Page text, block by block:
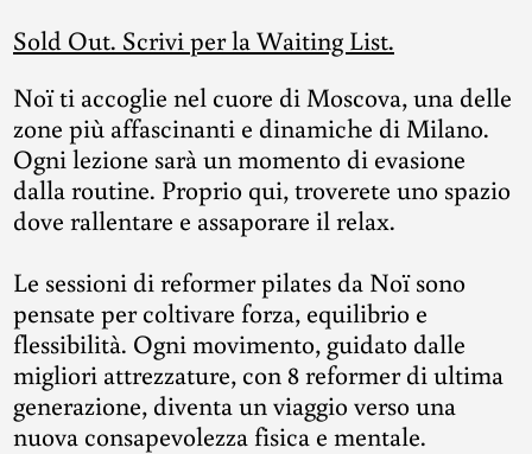
Sold Out. Scrivi per la Waiting List.
Noï ti accoglie nel cuore di Moscova, una delle
zone più affascinanti e dinamiche di Milano.
Ogni lezione sarà un momento di evasione
dalla routine. Proprio qui, troverete uno spazio
dove rallentare e assaporare il relax.
Le sessioni di reformer pilates da Noï sono
pensate per coltivare forza, equilibrio e
flessibilità. Ogni movimento, guidato dalle
migliori attrezzature, con 8 reformer di ultima
generazione, diventa un viaggio verso una
nuova consapevolezza fisica e mentale.